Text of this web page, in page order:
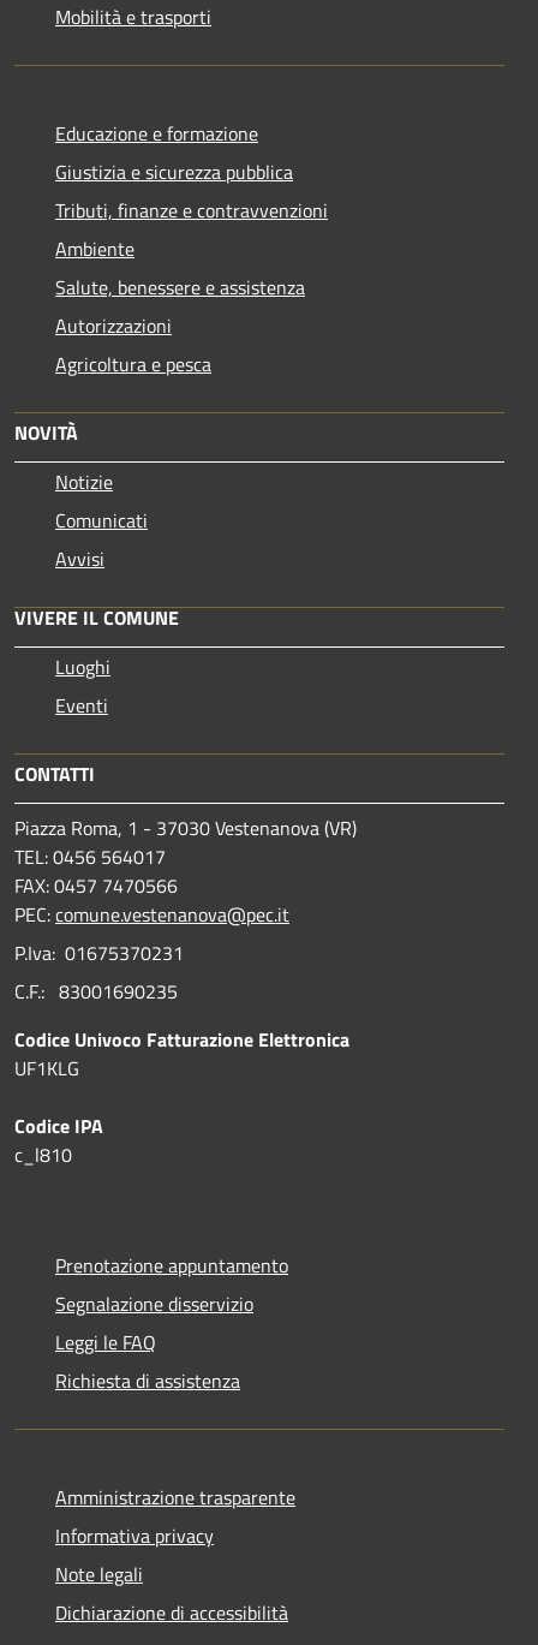
Mobilità e trasporti
Educazione e formazione
Giustizia e sicurezza pubblica
Tributi, finanze e contravvenzioni
Ambiente
Salute, benessere e assistenza
Autorizzazioni
Agricoltura e pesca
NOVITÀ
Notizie
Comunicati
Avvisi
VIVERE IL COMUNE
Luoghi
Eventi
CONTATTI
Piazza Roma, 1 - 37030 Vestenanova (VR)
TEL: 0456 564017
FAX: 0457 7470566
PEC:comune.vestenanova@pec.it
P.Iva: 01675370231
C.F.: 83001690235
Codice Univoco Fatturazione Elettronica
UF1KLG
Codice IPA
c_l810
Prenotazione appuntamento
Segnalazione disservizio
Leggi le FAQ
Richiesta di assistenza
Amministrazione trasparente
Informativa privacy
Note legali
Dichiarazione di accessibilità